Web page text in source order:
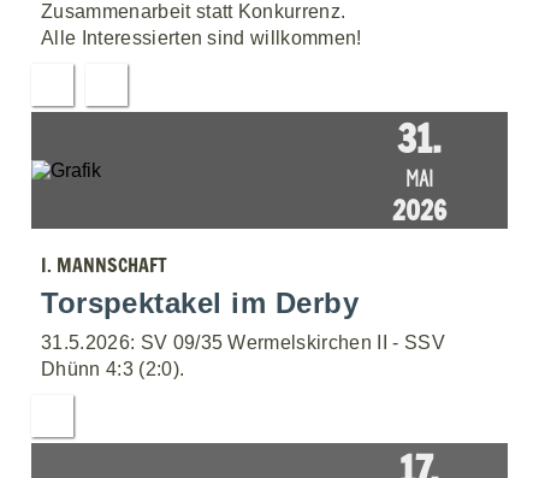
Zusammenarbeit statt Konkurrenz.
Alle Interessierten sind willkommen!
31.
MAI
2026
I. MANNSCHAFT
Torspektakel im Derby
31.5.2026: SV 09/35 Wermelskirchen II - SSV
Dhünn 4:3 (2:0).